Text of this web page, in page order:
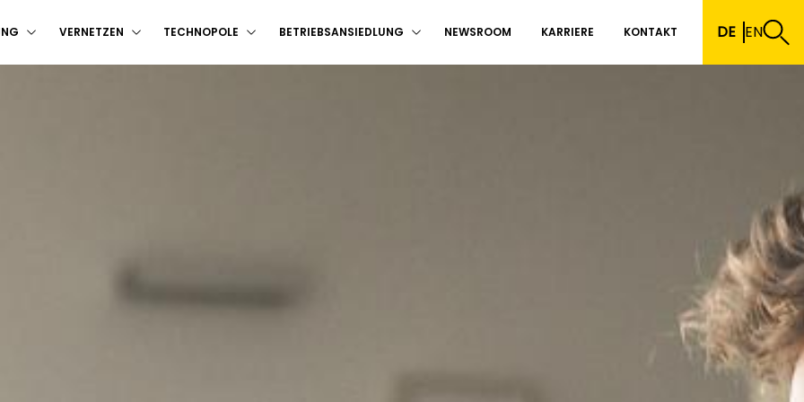
VERNETZEN TECHNOPOLE BETRIEBSANSIEDLUNG NEWSROOM KARRIERE KONTAKT DE EN